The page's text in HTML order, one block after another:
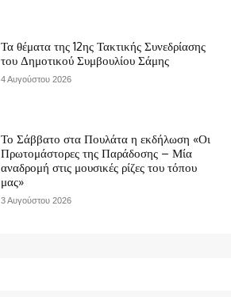
Τα θέματα της 12ης Τακτικής Συνεδρίασης
του Δημοτικού Συμβουλίου Σάμης
4 Αυγούστου 2026
Το Σάββατο στα Πουλάτα η εκδήλωση «Οι
Πρωτομάστορες της Παράδοσης – Μία
αναδρομή στις μουσικές ρίζες του τόπου
μας»
3 Αυγούστου 2026